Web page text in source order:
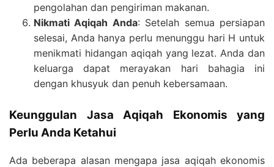
pengolahan dan pengiriman makanan.
Nikmati Aqiqah Anda: Setelah semua persiapan
selesai, Anda hanya perlu menunggu hari H untuk
menikmati hidangan aqiqah yang lezat. Anda dan
keluarga dapat merayakan hari bahagia ini
dengan khusyuk dan penuh kebersamaan.
Keunggulan Jasa Aqiqah Ekonomis yang
Perlu Anda Ketahui
Ada beberapa alasan mengapa jasa aqiqah ekonomis